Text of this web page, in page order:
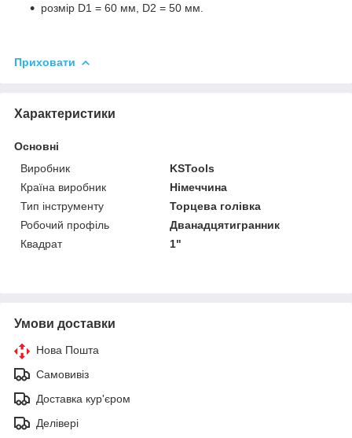
розмір D1 = 60 мм, D2 = 50 мм.
Приховати
Характеристики
Основні
Виробник
KSTools
Країна виробник
Німеччина
Тип інструменту
Торцева голівка
Робочий профіль
Дванадцятигранник
Квадрат
1"
Умови доставки
Нова Пошта
Самовивіз
Доставка кур'єром
Делівері